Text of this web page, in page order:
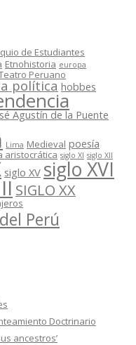
de Estudiantes
Etnohistoria europa
Peruano
políticahobbes
Agustín de la Puente
Lima Medieval poesía
aristocrática siglo XI siglo XII
siglo XV siglo XVI
SIGLO XX
Perú
Doctrinario
ancestros’